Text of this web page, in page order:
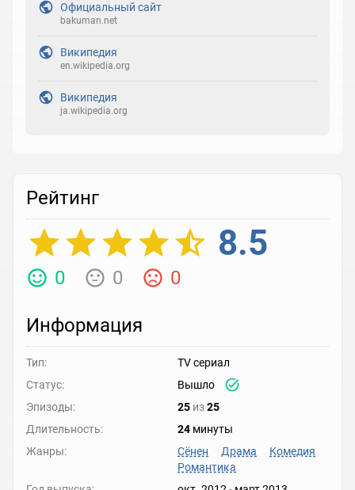
Официальный сайт
bakuman.net
Википедия
en.wikipedia.org
Википедия
ja.wikipedia.org
Рейтинг
8.5
0 0 0
Информация
Тип:
TV сериал
Статус:
Вышло
Эпизоды:
25 из25
Длительность:
24 минуты
Жанры:
Сёнен Драма
Комедия
Романтика